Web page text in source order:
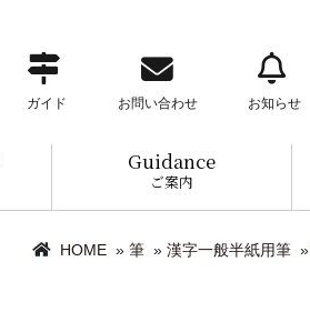
ガイド お問い合わせ お知らせ
Guidance
ご案内
HOME » 筆 » 漢字一般半紙用筆 »